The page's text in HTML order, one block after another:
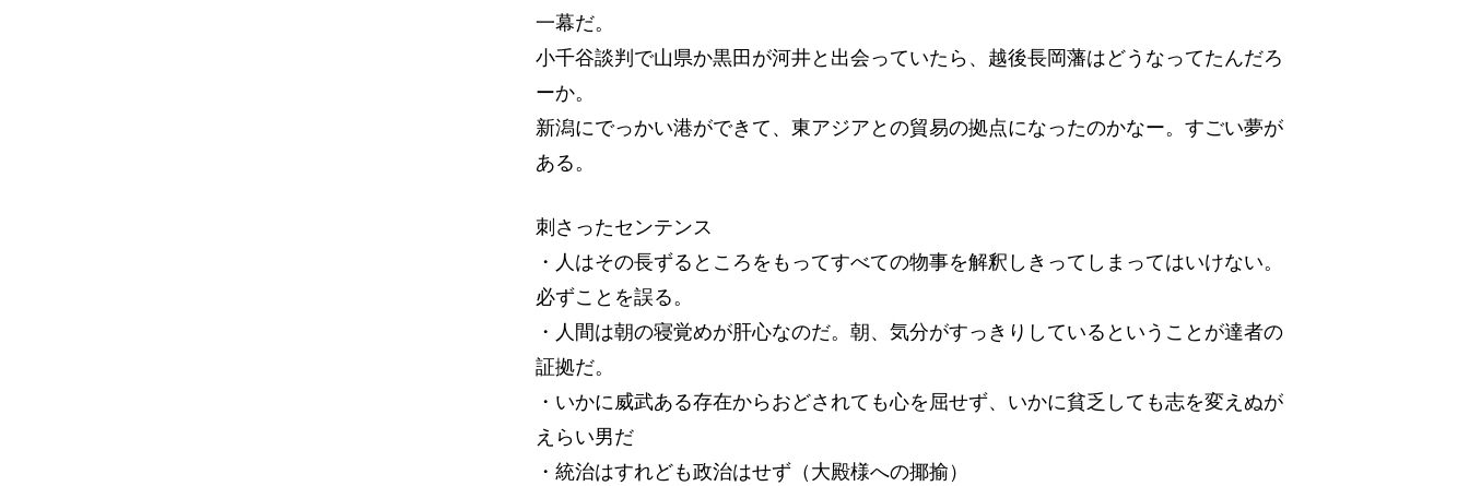
一幕だ。
小千谷談判で山県か黒田が河井と出会っていたら、越後長岡藩はどうなってたんだろ
ーか。
新潟にでっかい港ができて、東アジアとの貿易の拠点になったのかなー。すごい夢が
ある。
刺さったセンテンス
・人はその長ずるところをもってすべての物事を解釈しきってしまってはいけない。
必ずことを誤る。
・人間は朝の寝覚めが肝心なのだ。朝、気分がすっきりしているということが達者の
証拠だ。
・いかに威武ある存在からおどされても心を屈せず、いかに貧乏しても志を変えぬが
えらい男だ
・統治はすれども政治はせず（大殿様への揶揄）